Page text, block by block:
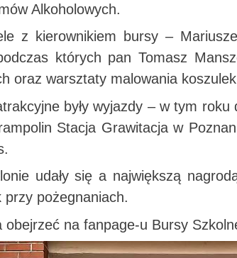
Alkoholowych.
z kierownikiem bursy –
których pan Tomasz
oraz warsztaty malowania
były wyjazdy – w tym
Stacja Grawitacja w
udały się a największą
przy pożegnaniach.
obejrzeć na fanpage-u Bursy